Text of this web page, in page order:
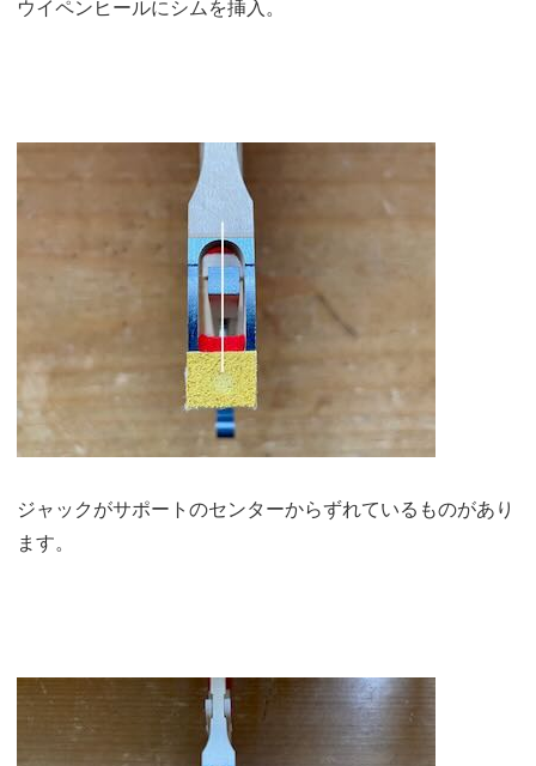
ウイペンヒールにシムを挿入。
ジャックがサポートのセンターからずれているものがあり
ます。